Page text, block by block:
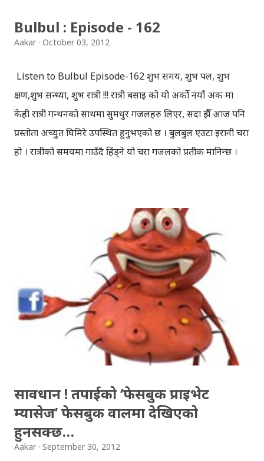
Bulbul : Episode - 162
Aakar October 03, 2012
Listen to Bulbul Episode-162 शुभ समय, शुभ पल, शुभ
क्षण,शुभ सन्ध्या, शुभ रात्री !!! रात्री बसाइ को यो अर्को नयाँ अंक मा
केही रात्री गन्थनको साथमा सुमधुर गजलहरु लिएर, सदा झैँ आज पनि
प्रस्तोता अच्युत घिमिरे उपस्थित हुनुभएको छ । बुलबुल एउटा इरानी चरा
हो । रात्रीको समयमा गाउँदै हिंड्‍ने यो चरा गजलको प्रतीक मानिन्छ ।
यसको उपस्थिति रहन्छ । प्रेम, विरह, उत्साह, उमंग अनि थुप्रै मनका
संवेगहरु बुलबुलले समेट्‍छ । बुलबुल सुन्न थालेपछि हामी सबै एउटा
समूहमा समेटिन्छौं र बुलबुल भित्र आफैंले आफ्‍नो नाम दिन्छौं -
बुलबुललियन । हामी यहाँ एकाकार भएर लाग्छौं, गजलको भावनात्मक
सहवासमा । "एउटा प्रेमको बिरुवा हामी रोप्छौं.....युग युग सम्म लगाएर
यो प्रीतलाई अमर गर्छौँ।" Download Bulbul : Episode-162
सावधान ! तपाईको ‘फेसबुक प्राइभेट
म्यासेज’ फेसबुक वालमा देखिएको
हुनसक्छ…
Aakar September 30, 2012